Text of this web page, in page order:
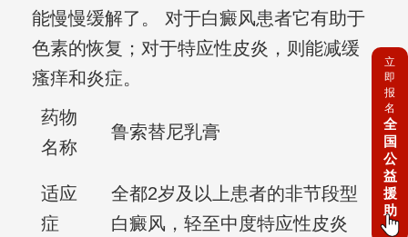
能慢慢缓解了。 对于白癜风患者它有助于
色素的恢复；对于特应性皮炎，则能减缓
瘙痒和炎症。
药物
名称
鲁索替尼乳膏
适应
症
全都2岁及以上患者的非节段型
白癜风，轻至中度特应性皮炎
立
即
报
名
全
国
公
益
援
助